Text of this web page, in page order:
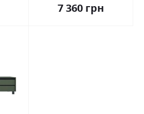
7 360 грн